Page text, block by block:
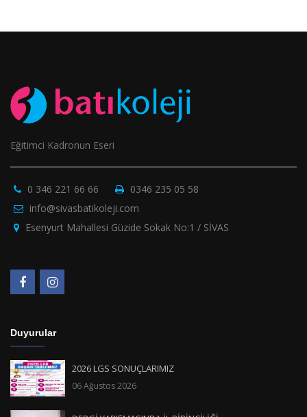
Eğitimci Kadronun Eseri
0 346 221 66 66
0346 235 05 58
info@sivasbatikoleji.com
Esenyurt Mahallesi Güzide Sokak No:1 / SİVAS
Duyurular
2026 LGS SONUÇLARIMIZ
06 Ağustos 2026